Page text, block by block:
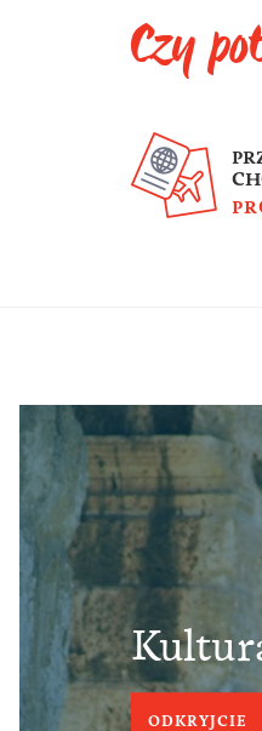
Czy
ODKRYJCIE